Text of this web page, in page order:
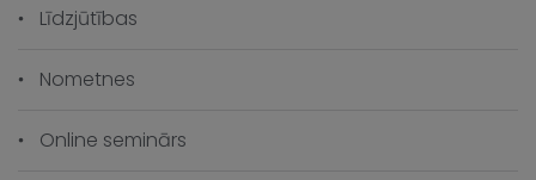
Līdzjūtības
Nometnes
Online seminārs